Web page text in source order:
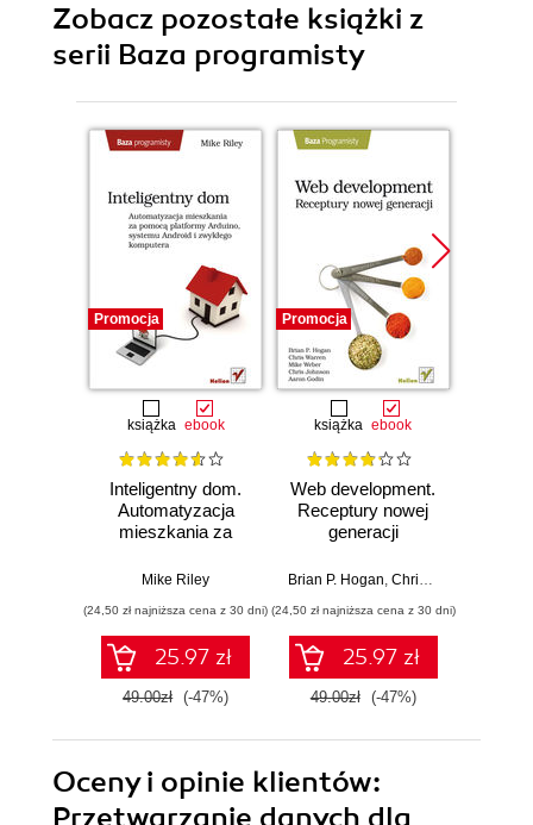
Zobacz pozostałe książki z
serii Baza programisty
Promocja
książka ebook
Inteligentny dom.
Automatyzacja
mieszkania za
Arduino, systemu
komputera
Mike Riley
(24,50 zł najniższa cena z 30 dni)
25.97 zł
49.00zł (-47%)
Promocja
książka ebook
Web development.
Receptury nowej
generacji
Brian P. Hogan Chris Warren
(24,50 zł najniższa cena z 30 dni)
25.97 zł
49.00zł (-47%)
Oceny i opinie klientów:
Przetwarzanie danych dla